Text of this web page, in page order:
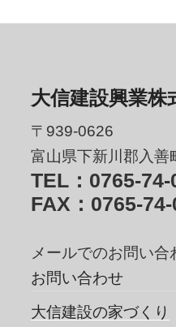
大信建設興業株
〒939-0626
富山県下新川郡入善
TEL：0765-74-
FAX：0765-
メールでのお問い合
お問い合わせ
大信建設の家づくり